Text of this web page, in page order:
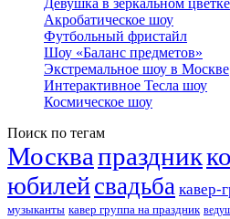
Девушка в зеркальном цветке
Акробатическое шоу
Футбольный фристайл
Шоу «Баланс предметов»
Экстремальное шоу в Москве
Интерактивное Тесла шоу
Космическое шоу
Поиск по тегам
Москвапраздник
юбилейсвадьба кавер-
музыканты кавер группа на праздник